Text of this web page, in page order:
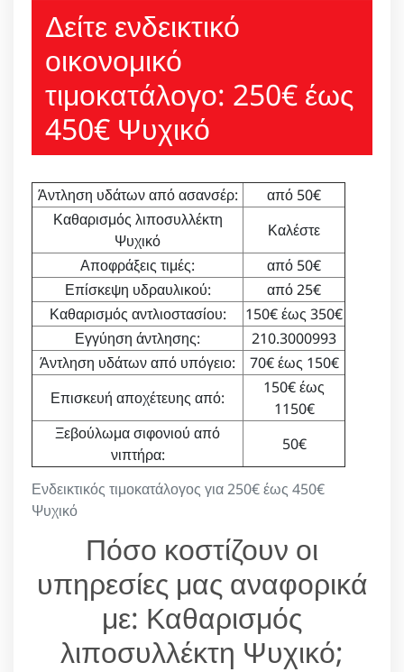
Δείτε ενδεικτικό
οικονομικό
τιμοκατάλογο: 250€ έως
450€ Ψυχικό
Ενδεικτικός τιμοκατάλογος για 250€ έως 450€
Ψυχικό
Άντληση υδάτων από ασανσέρ:
από 50€
Καθαρισμός λιποσυλλέκτη
Ψυχικό
Καλέστε
Αποφράξεις τιμές:
από 50€
Επίσκεψη υδραυλικού:
από 25€
Καθαρισμός αντλιοστασίου:
150€ έως 350€
Εγγύηση άντλησης:
210.3000993
Άντληση υδάτων από υπόγειο:
70€ έως 150€
Επισκευή αποχέτευης από:
150€ έως
1150€
Ξεβούλωμα σιφονιού από
νιπτήρα:
50€
Πόσο κοστίζουν οι
υπηρεσίες μας αναφορικά
με: Καθαρισμός
λιποσυλλέκτη Ψυχικό;